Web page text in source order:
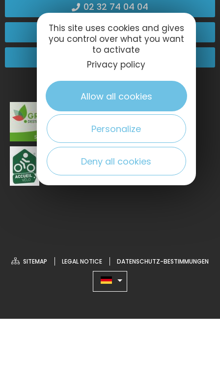
02 32 74 04 04
Kontakt
Kommen Sie zu uns!
SITEMAP LEGAL NOTICE DATENSCHUTZ-BESTIMMUNGEN
This site uses cookies and gives
you control over what you want
to activate
Privacy policy
Allow all cookies
Personalize
Deny all cookies